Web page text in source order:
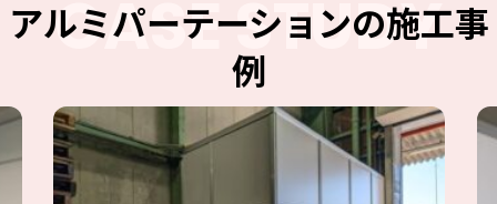
CASE STUDY
アルミパーテーションの施工事
例